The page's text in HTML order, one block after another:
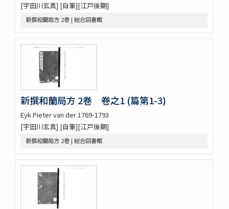
下野國塩谷郡塩原温泉之圖
新吉原三芝居附長吏根元由緒書
江戸三芝居并新吉原由緒書
周憲王救荒本草 14巻
本草綱目序註
本艸序例
順抄伊呂波寄
新添脩治纂要 5巻
本草和名抜書
本草和名字類
就正大和本艸抜萃
本草
蘭法口傳明細書
醫史 10巻
日記
日記
[宇田川玄真] [自筆][江戸後期]
新撰和蘭局方 2巻 | 総合図書館
新撰和蘭局方 2巻 卷之1 (篇第1-3)
Eyk Pieter van der 1769-1793
[宇田川玄真] [自筆][江戸後期]
新撰和蘭局方 2巻 | 総合図書館